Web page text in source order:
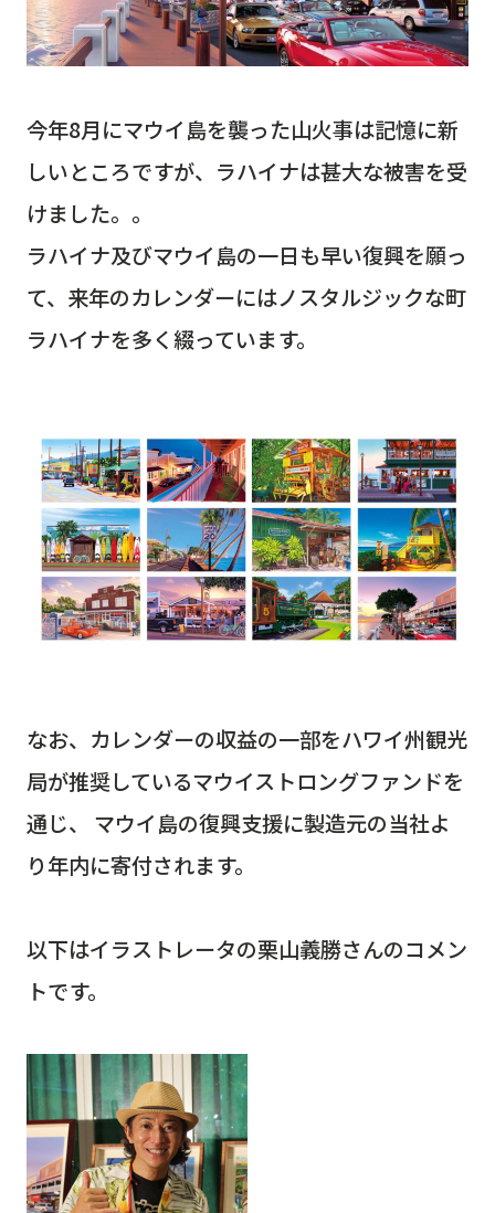
今年8月にマウイ島を襲った山火事は記憶に新
しいところですが、ラハイナは甚大な被害を受
けました。。
ラハイナ及びマウイ島の一日も早い復興を願っ
て、来年のカレンダーにはノスタルジックな町
ラハイナを多く綴っています。
なお、カレンダーの収益の一部をハワイ州観光
局が推奨しているマウイストロングファンドを
通じ、 マウイ島の復興支援に製造元の当社よ
り年内に寄付されます。
以下はイラストレータの栗山義勝さんのコメン
トです。